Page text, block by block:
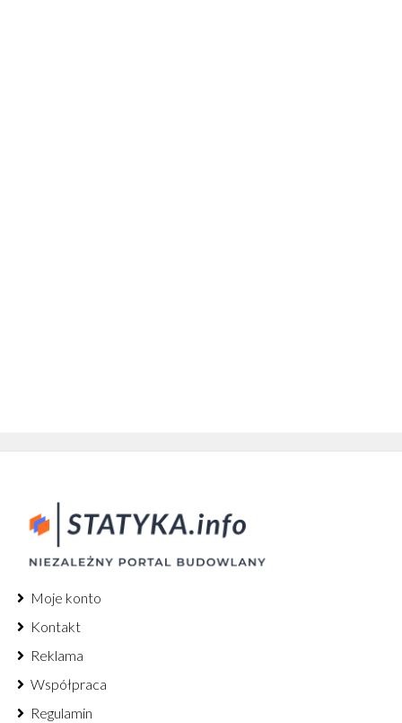
Moje konto
Kontakt
Reklama
Współpraca
Regulamin